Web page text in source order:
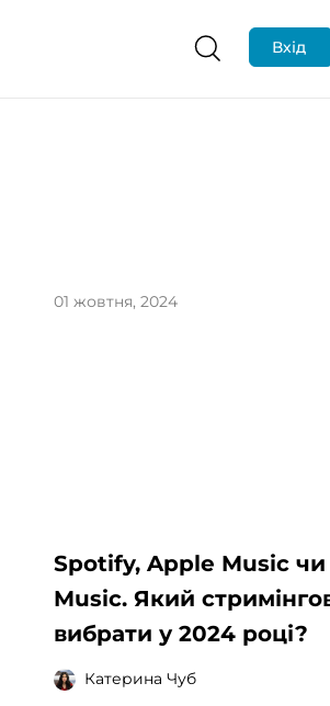
Вхід
01 жовтня, 2024
Spotify, Apple Music чи
Music. Який
вибрати у 2024 році?
Катерина Чуб